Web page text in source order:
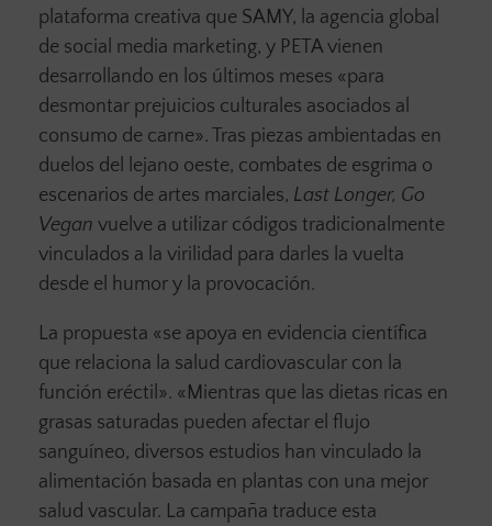
plataforma creativa que SAMY, la agencia global
de social media marketing, y PETA vienen
desarrollando en los últimos meses «para
desmontar prejuicios culturales asociados al
consumo de carne». Tras piezas ambientadas en
duelos del lejano oeste, combates de esgrima o
escenarios de artes marciales, Last Longer, Go
Vegan vuelve a utilizar códigos tradicionalmente
vinculados a la virilidad para darles la vuelta
desde el humor y la provocación.
La propuesta «se apoya en evidencia científica
que relaciona la salud cardiovascular con la
función eréctil». «Mientras que las dietas ricas en
grasas saturadas pueden afectar el flujo
sanguíneo, diversos estudios han vinculado la
alimentación basada en plantas con una mejor
salud vascular. La campaña traduce esta